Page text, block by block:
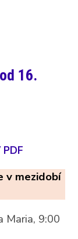
16.
PDF
v mezidobí
Maria, 9:00